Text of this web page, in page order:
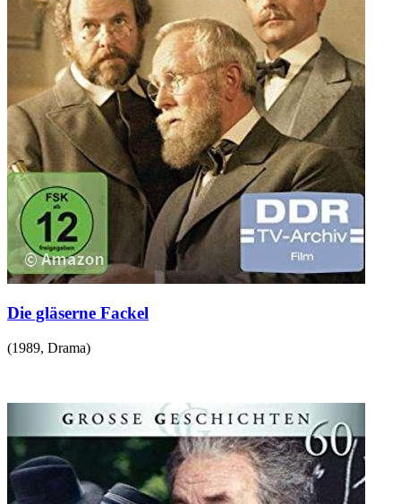
Die gläserne Fackel
(1989, Drama)